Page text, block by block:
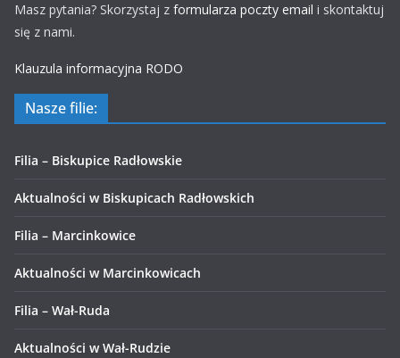
Masz pytania? Skorzystaj z formularza poczty email i skontaktuj
się z nami.
Klauzula informacyjna RODO
Nasze filie:
Filia – Biskupice Radłowskie
Aktualności w Biskupicach Radłowskich
Filia – Marcinkowice
Aktualności w Marcinkowicach
Filia – Wał-Ruda
Aktualności w Wał-Rudzie